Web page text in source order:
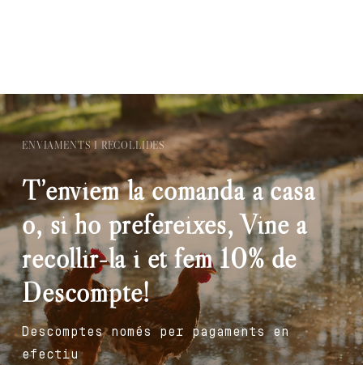
ENVIAMENTS I RECOLLIDES
T’enviem la comanda a casa
o, si ho prefereixes, Vine a
recollir-la i et fem 10% de
Descompte!
Descomptes només per pagaments en
efectiu